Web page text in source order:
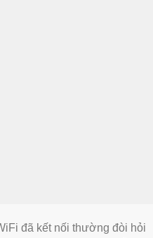
đã kết nối thường đòi hỏi